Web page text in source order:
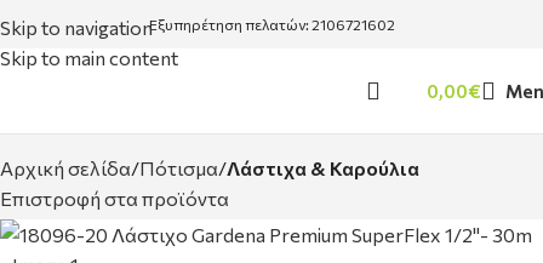
Skip to navigation
Skip to main content
Εξυπηρέτηση πελατών: 2106721602
0,00€
Αρχική σελίδα Πότισμα Λάστιχα & Καρούλια
Επιστροφή στα προϊόντα